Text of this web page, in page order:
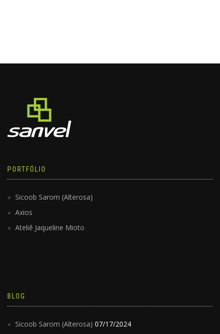
PORTFÓLIO
Sicoob Sarom (Alterosa)
Axios
Ateliê Jaqueline Mioto
BLOG
Sicoob Sarom (Alterosa) 07/17/2024